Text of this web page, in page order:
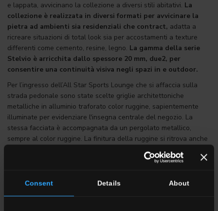
Consent Details About
e lappata, avvicinano la collezione a diversi stili abitativi. La
collezione è realizzata in diversi formati per avvicinare la
pietra ad ambienti sia residenziali che contract, adatta a
ricreare situazioni di total look sia per accostamenti a texture
differenti come cemento, resine, legno. La gamma della serie
Stelvio è arricchita dallo spessore 20 mm, due2, per
consentire una continuità visiva negli spazi in e outdoor.
Per l’ingresso dell’All Star Sports Lounge che si affaccia sulla
strada pedonale sono state scelte griglie architettoniche
metalliche in alluminio traforato color ruggine, sapientemente
illuminate per evidenziare l'insegna centrale del negozio. La
stessa facciata è accompagnata da un pergolato metallico,
sempre al color ruggine. La finitura della ruggine si ritrova anche
nel rivestimento del Bar principale, nelle porte, nei passaggi,
oltre che nelle plafoniere personalizzate. Il design di questi
sensazione di una coreografia luminosa che ricorda il marchio del